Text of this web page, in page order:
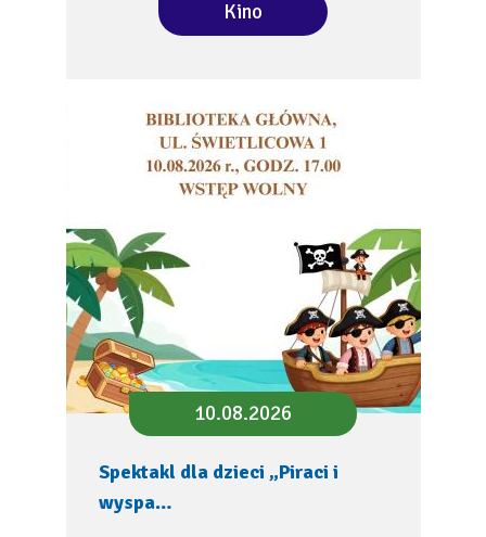
Kino
10.08.2026
Spektakl dla dzieci „Piraci i
wyspa…